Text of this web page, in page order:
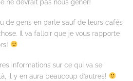
ne devrait pas nous gêner!
de gens en parle sauf de leurs cafés
Il va falloir que je vous rapporte
informations sur ce qui va se
il y en aura beaucoup d’autres!